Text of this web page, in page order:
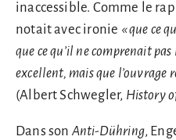
inaccessible. Comme le
notait avec ironie «que ce
que ce qu’il ne comprenait
excellent, mais que
(Albert Schwegler, History
Dans son Anti-Dühring,